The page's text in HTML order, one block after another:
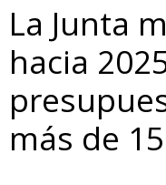
La Junta
hacia
más de